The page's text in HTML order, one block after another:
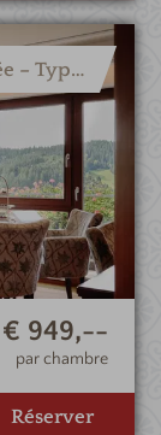
Suite de Luxe Familiale Côté Vallée – Type VII
€ 949,--
par chambre
Réserver